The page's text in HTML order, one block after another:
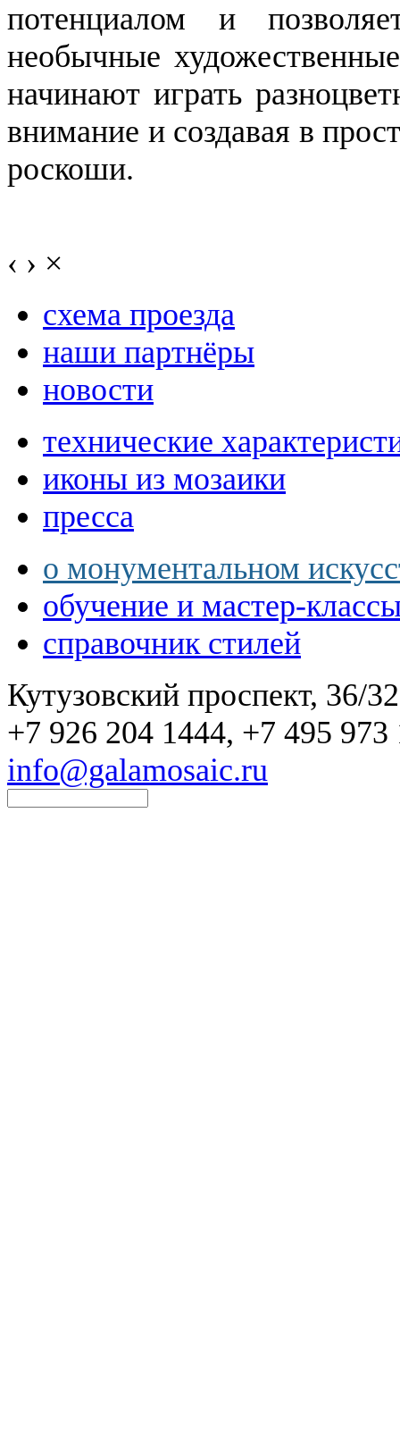
потенциалом и
необычные
начинают играть
внимание и создавая в
роскоши.
‹ › ×
схема проезда
наши партнёры
новости
технические
иконы из мозаики
пресса
о монументальном
обучение и мастер-
справочник стилей
Кутузовский проспект, 36/
+7 926 204 1444, +7 495 973
info@galamosaic.ru